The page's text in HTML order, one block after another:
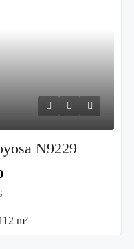
N9229
m²